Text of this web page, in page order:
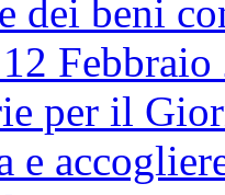
dei beni
Febbraio
per il
e